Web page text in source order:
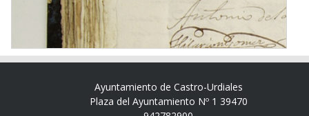
Ayuntamiento de Castro-Urdiales
Plaza del Ayuntamiento Nº 1 39470